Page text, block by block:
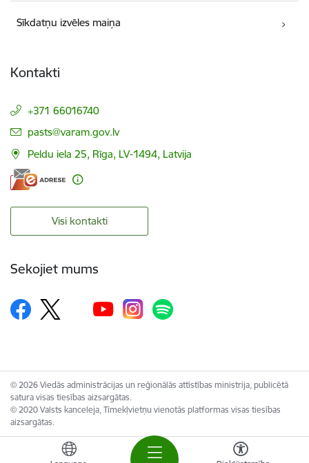
Sīkdatņu izvēles maiņa
Kontakti
+371 66016740
E-pasts:
pasts@varam.gov.lv
Peldu iela 25, Rīga, LV-1494, Latvija
Visi kontakti
Sekojiet mums
© 2026 Viedās administrācijas un reģionālās attīstības ministrija, publicētā
satura visas tiesības aizsargātas.
© 2020 Valsts kanceleja, Tīmekļvietņu vienotās platformas visas tiesības
aizsargātas.